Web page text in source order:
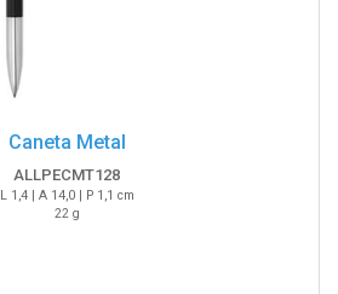
Caneta Metal
ALLPECMT128
L 1,4 | A 14,0 | P 1,1 cm
22 g